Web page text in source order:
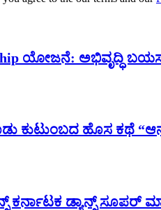
ಯೋಜನೆ: ಅಭಿವೃದ್ಧಿ
ಕುಟುಂಬದ ಹೊಸ ಕಥೆ
ಕರ್ನಾಟಕ ಡ್ಯಾನ್ಸ್